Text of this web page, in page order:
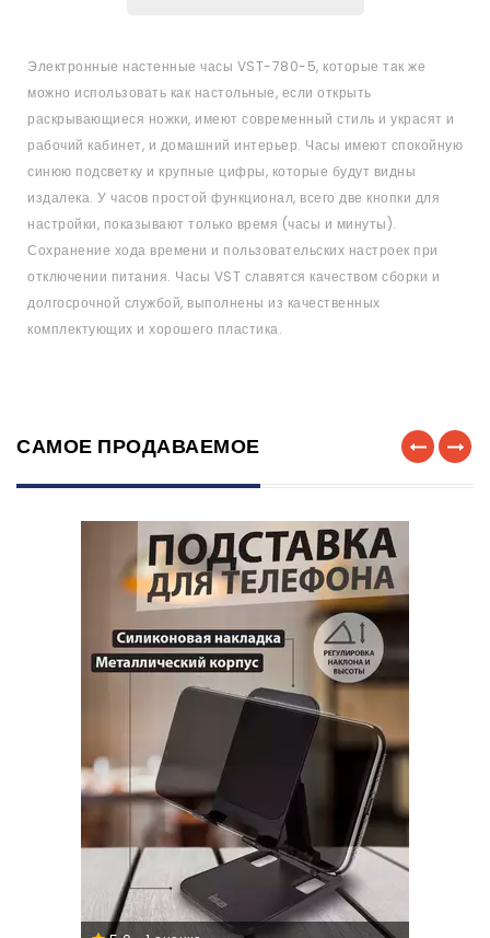
Электронные настенные часы VST-780-5, которые так же
можно использовать как настольные, если открыть
раскрывающиеся ножки, имеют современный стиль и украсят и
рабочий кабинет, и домашний интерьер. Часы имеют спокойную
синюю подсветку и крупные цифры, которые будут видны
издалека. У часов простой функционал, всего две кнопки для
настройки, показывают только время (часы и минуты).
Сохранение хода времени и пользовательских настроек при
отключении питания. Часы VST славятся качеством сборки и
долгосрочной службой, выполнены из качественных
комплектующих и хорошего пластика.
САМОЕ ПРОДАВАЕМОЕ